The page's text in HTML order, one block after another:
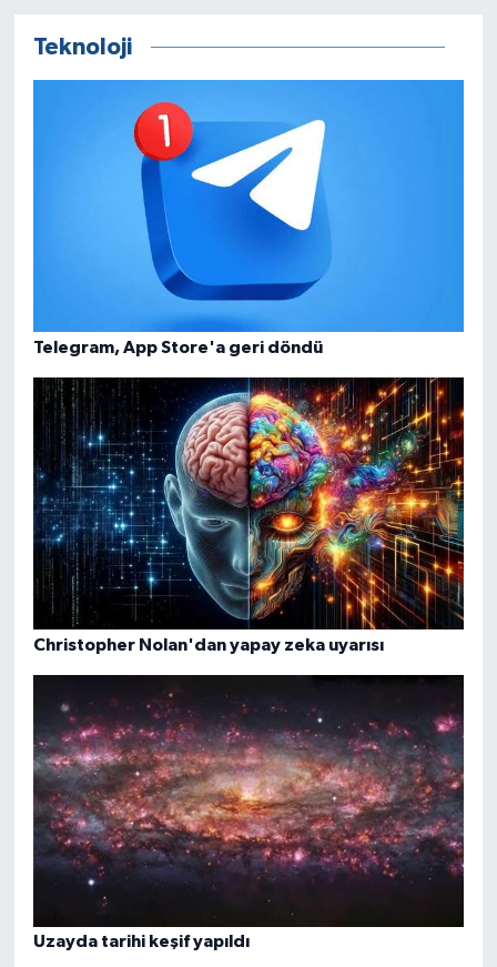
Teknoloji
Telegram, App Store'a geri döndü
Christopher Nolan'dan yapay zeka uyarısı
Uzayda tarihi keşif yapıldı